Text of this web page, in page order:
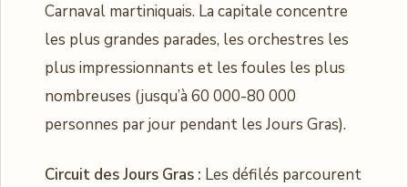
Carnaval martiniquais. La capitale concentre
les plus grandes parades, les orchestres les
plus impressionnants et les foules les plus
nombreuses (jusqu’à 60 000-80 000
personnes par jour pendant les Jours Gras).
Circuit des Jours Gras : Les défilés parcourent